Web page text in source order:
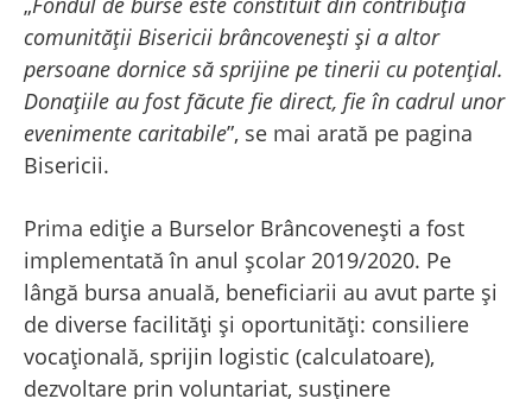
comunității Bisericii brâncovenești și a altor
persoane dornice să sprijine pe tinerii cu potențial.
Donațiile au fost făcute fie direct, fie în cadrul unor
evenimente caritabile”, se mai arată pe pagina
Bisericii.
Prima ediție a Burselor Brâncovenești a fost
implementată în anul școlar 2019/2020. Pe
lângă bursa anuală, beneficiarii au avut parte și
de diverse facilități și oportunități: consiliere
vocațională, sprijin logistic (calculatoare),
dezvoltare prin voluntariat, susținere